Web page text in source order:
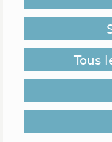
Tous